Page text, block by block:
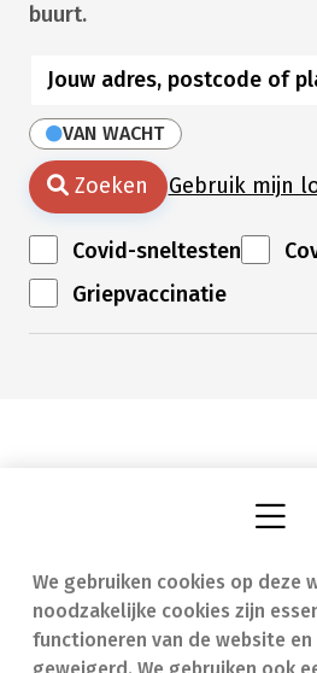
We gebruiken cookies op deze
noodzakelijke cookies zijn
functioneren van de website
geweigerd. We gebruiken ook
buurt.
VAN WACHT
Zoeken Gebruik mijn
Covid-sneltesten
Griepvaccinatie
Vind een apotheek
Onze expertise
In